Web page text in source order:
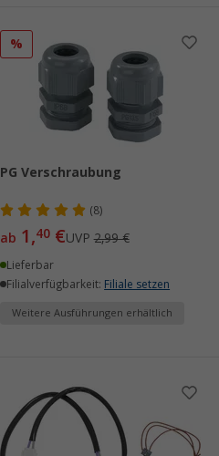
%
PG Verschraubung
(8)
ab 1,40€UVP2,99 €
Lieferbar
Filialverfügbarkeit: Filiale setzen
Weitere Ausführungen erhältlich